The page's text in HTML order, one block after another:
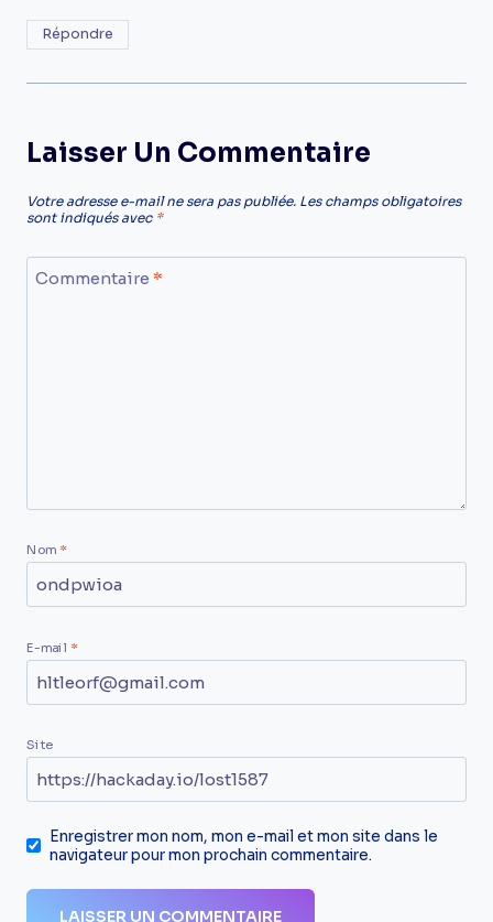
Répondre
Laisser Un Commentaire
Votre adresse e-mail ne sera pas publiée. Les champs obligatoires
sont indiqués avec *
Commentaire *
Nom *
E-mail *
Site
Enregistrer mon nom, mon e-mail et mon site dans le
navigateur pour mon prochain commentaire.